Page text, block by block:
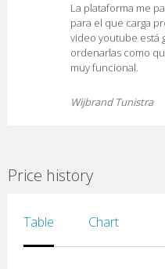
La plataforma me
para el que carga
video youtube está
ordenarlas como
muy funcional.
Wijbrand Tunistra
Price history
Table Chart